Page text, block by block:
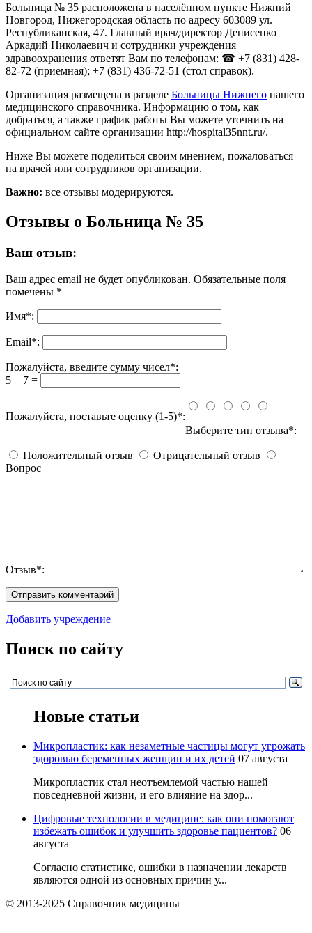
Больница № 35 расположена в населённом пункте Нижний
Новгород, Нижегородская область по адресу 603089 ул.
Республиканская, 47. Главный врач/директор Денисенко
Аркадий Николаевич и сотрудники учреждения
здравоохранения ответят Вам по телефонам: ☎ +7 (831) 428-
82-72 (приемная); +7 (831) 436-72-51 (стол справок).
Организация размещена в разделе Больницы Нижнего нашего
медицинского справочника. Информацию о том, как
добраться, а также график работы Вы можете уточнить на
официальном сайте организации http://hospital35nnt.ru/.
Ниже Вы можете поделиться своим мнением, пожаловаться
на врачей или сотрудников организации.
Важно: все отзывы модерируются.
Отзывы о Больница № 35
Ваш отзыв:
Ваш адрес email не будет опубликован. Обязательные поля
помечены *
Имя*:
Email*:
Пожалуйста, введите сумму чисел*:
5 + 7 =
Пожалуйста, поставьте оценку (1-5)*:
Выберите тип отзыва*:
Положительный отзыв
Отрицательный отзыв
Вопрос
Отзыв*:
Добавить учреждение
Поиск по сайту
Новые статьи
Микропластик: как незаметные частицы могут угрожать
здоровью беременных женщин и их детей 07 августа
Микропластик стал неотъемлемой частью нашей
повседневной жизни, и его влияние на здор...
Цифровые технологии в медицине: как они помогают
избежать ошибок и улучшить здоровье пациентов? 06
августа
Согласно статистике, ошибки в назначении лекарств
являются одной из основных причин у...
© 2013-2025 Справочник медицины